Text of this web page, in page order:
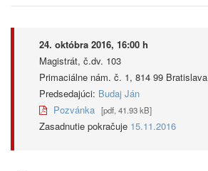
24. októbra 2016, 16:00 h
Magistrát, č.dv. 103
Primaciálne nám. č. 1, 814 99 Bratislava
Predsedajúci: Budaj Ján
Pozvánka [pdf, 41.93 kB]
Zasadnutie pokračuje 15.11.2016